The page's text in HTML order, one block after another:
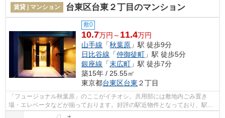
賃貸 | マンション 台東区台東２丁目のマンション
敷0
10.7万円～ 11.4万円
山手線 「秋葉原 」駅 徒歩9分
日比谷線 「仲御徒町 」駅 徒歩5分
銀座線 「末広町 」駅 徒歩7分
築15年 / 25.55㎡
東京都台東区台東 ２丁目
「フュージョナル秋葉原」のここがイチオシ。共用部には敷地内ごみ置き
場・エレベータなどが揃っております。好評の駅近物件となっており、駅よ
り徒歩9分に立地しています。独創的なデ...